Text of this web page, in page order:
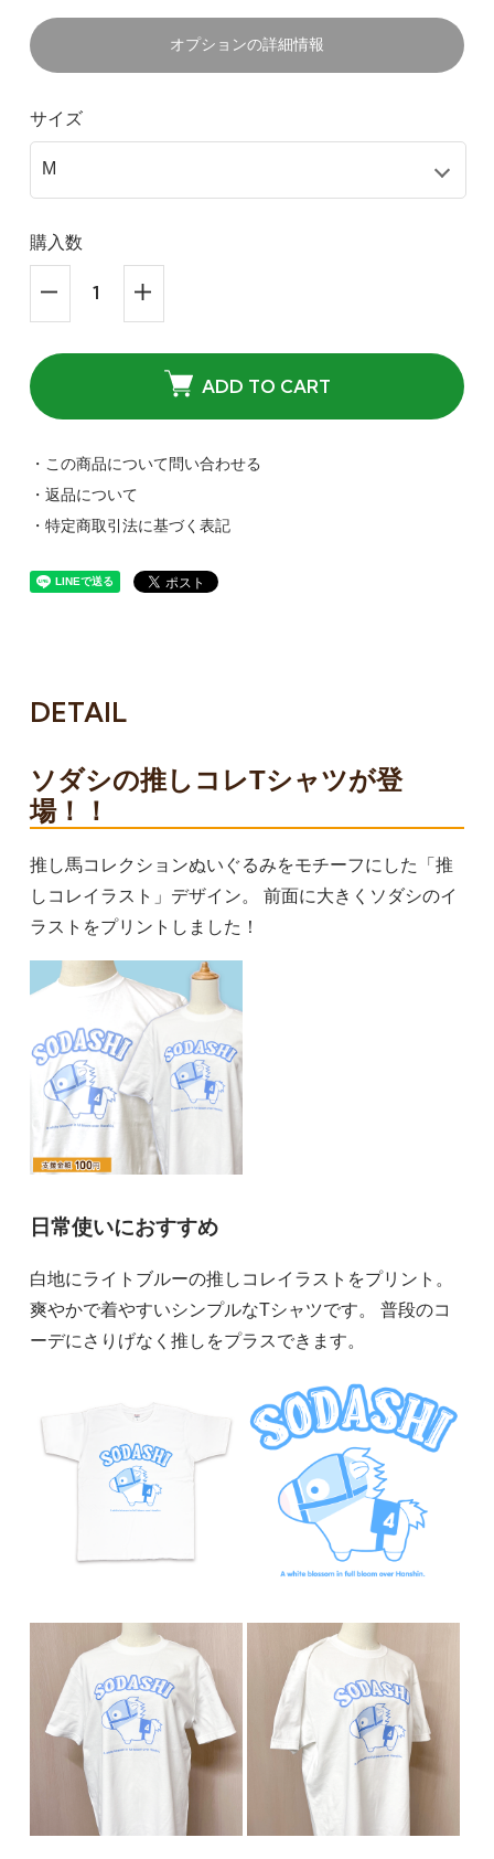
オプションの詳細情報
サイズ
購入数
ADD TO CART
・この商品について問い合わせる
・返品について
・特定商取引法に基づく表記
DETAIL
ソダシの推しコレTシャツが登
場！！
推し馬コレクションぬいぐるみをモチーフにした「推
しコレイラスト」デザイン。
前面に大きくソダシのイ
ラストをプリントしました！
日常使いにおすすめ
白地にライトブルーの推しコレイラストをプリント。
爽やかで着やすいシンプルなTシャツです。
普段のコ
ーデにさりげなく推しをプラスできます。